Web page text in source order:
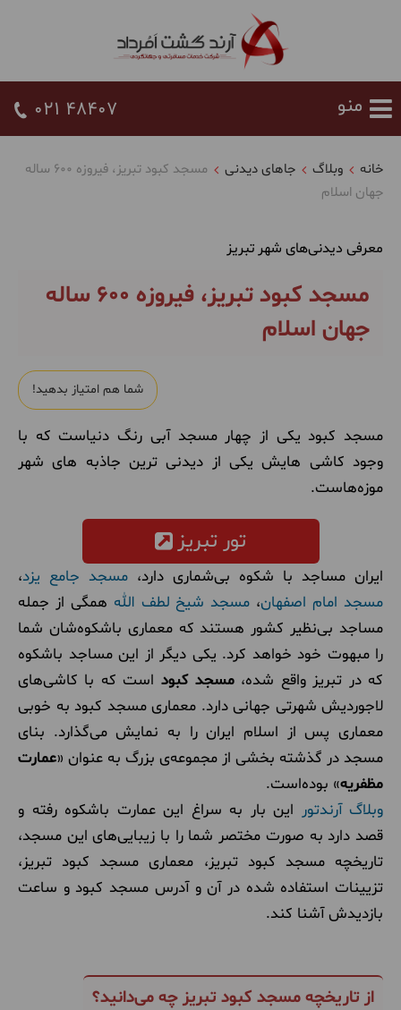
021 48407
خانه وبلاگ جاهای دیدنی
مسجد کبود تبریز، فیروزه 600 ساله
جهان اسلام
معرفی دیدنی‌های شهر تبریز
مسجد کبود تبریز، فیروزه 600 ساله
جهان اسلام
شما هم امتیاز بدهید!
مسجد کبود یکی از چهار مسجد آبی رنگ دنیاست که با
وجود کاشی‌ هایش یکی از دیدنی ‌ترین جاذبه ‌های شهر
موزه‌هاست.
تور تبریز
ایران مساجد با شکوه بی‌شماری دارد، مسجد جامع یزد،
مسجد امام اصفهان، مسجد شیخ لطف الله همگی از جمله
مساجد بی‌نظیر کشور هستند که معماری باشکوه‌شان شما
را مبهوت خود خواهد کرد. یکی دیگر از این مساجد باشکوه
که در تبریز واقع شده، مسجد کبود است که با کاشی‌های
لاجوردیش شهرتی جهانی دارد. معماری مسجد کبود به خوبی
معماری پس از اسلام ایران را به نمایش می‌گذارد. بنای
مسجد در گذشته بخشی از مجموعه‌ی بزرگ به عنوان «عمارت
مظفریه» بوده‌است.
وبلاگ آرندتور این بار به سراغ این عمارت باشکوه رفته و
قصد دارد به صورت مختصر شما را با زیبایی‌های این مسجد،
تاریخچه مسجد کبود تبریز، معماری مسجد کبود تبریز،
تزیینات استفاده شده در آن و آدرس مسجد کبود و ساعت
بازدیدش آشنا کند.
از تاریخچه مسجد کبود تبریز چه می‌دانید؟